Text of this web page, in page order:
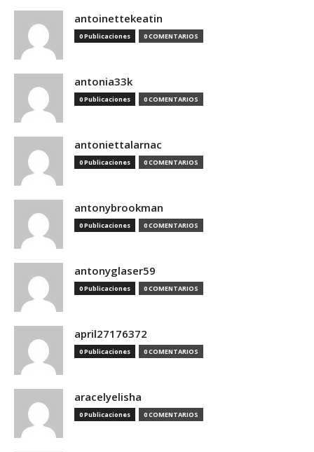
antoinettekeatin
0 Publicaciones 0 COMENTARIOS
antonia33k
0 Publicaciones 0 COMENTARIOS
antoniettalarnac
0 Publicaciones 0 COMENTARIOS
antonybrookman
0 Publicaciones 0 COMENTARIOS
antonyglaser59
0 Publicaciones 0 COMENTARIOS
april27176372
0 Publicaciones 0 COMENTARIOS
aracelyelisha
0 Publicaciones 0 COMENTARIOS